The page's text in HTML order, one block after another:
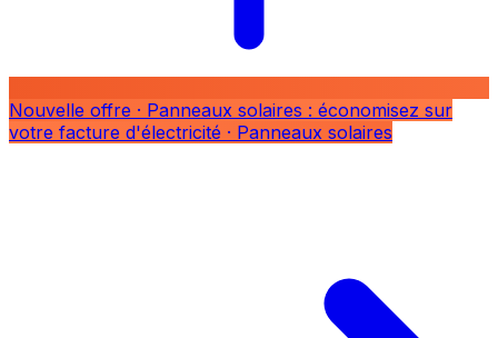
Nouvelle offre · Panneaux solaires : économisez sur
votre facture d'électricité · Panneaux solaires